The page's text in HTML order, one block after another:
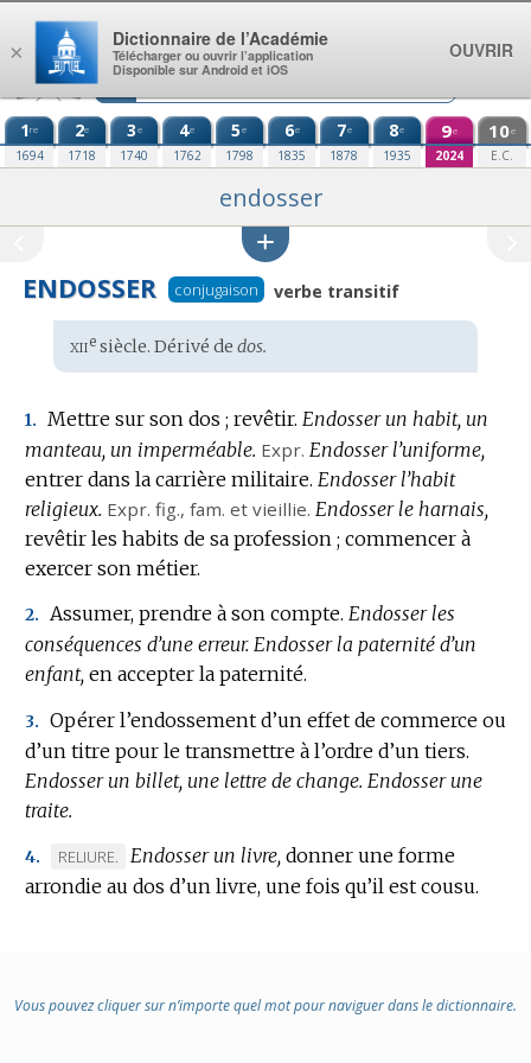
Aller au contenu
1re
1694
2e
1718
3e
1740
4e
1762
5e
1798
6e
1835
7e
1878
8e
1935
9e
2024
10e
E.C.
endosser
ENDOSSER conjugaison verbe transitif
Étymologie
:
xiiesiècle. Dérivé de dos.
1. Mettre sur son dos ; revêtir. Endosser un habit, un
manteau, un imperméable. Expr. Endosser l’uniforme,
entrer dans la carrière militaire. Endosser l’habit
religieux. Expr. fig., fam. et vieillie. Endosser le harnais,
revêtir les habits de sa profession ; commencer à
exercer son métier.
2. Assumer, prendre à son compte. Endosser les
conséquences d’une erreur. Endosser la paternité d’un
enfant, en accepter la paternité.
3. Opérer l’endossement d’un effet de commerce ou
d’un titre pour le transmettre à l’ordre d’un tiers.
Endosser un billet, une lettre de change. Endosser une
traite.
4.
MARQUE
DE
RELIURE. Endosser un livre, donner une forme
arrondie au dos d’un livre, une fois qu’il est cousu.
Vous pouvez cliquer sur n’importe quel mot pour naviguer dans le dictionnaire.
×
Dictionnaire de l’Académie
Télécharger ou ouvrir l’application
Disponible sur Android et iOS
OUVRIR